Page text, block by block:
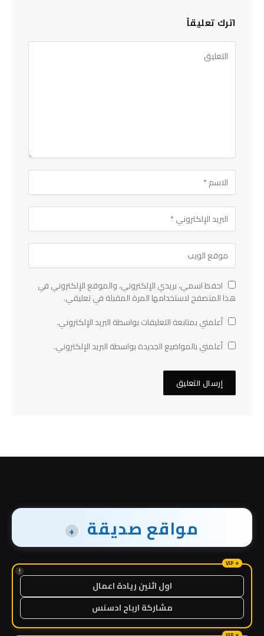
اترك تعليقاً
احفظ اسمي، بريدي الإلكتروني، والموقع الإلكتروني في
هذا المتصفح لاستخدامها المرة المقبلة في تعليقي.
أعلمني بمتابعة التعليقات بواسطة البريد الإلكتروني.
أعلمني بالمواضيع الجديدة بواسطة البريد الإلكتروني.
مواقع صديقة +
!
اول اثنين ريادة اعمال
مشاركة ارباح ادسنس